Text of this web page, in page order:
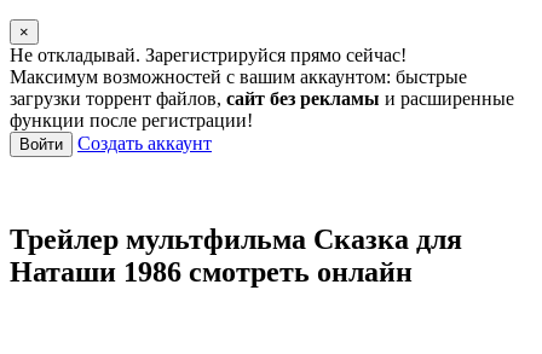
×
Не откладывай. Зарегистрируйся прямо сейчас!
Максимум возможностей с вашим аккаунтом: быстрые
загрузки торрент файлов, сайт без рекламы и расширенные
функции после регистрации!
Войти Создать аккаунт
Трейлер мультфильма Сказка для
Наташи 1986 смотреть онлайн